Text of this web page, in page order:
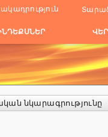
նկարագրությունը